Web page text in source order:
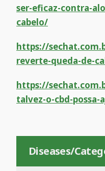
ser-eficaz-contra-
cabelo/
https://
reverte-queda-de-
https://
talvez-o-cbd-possa-
Diseases/